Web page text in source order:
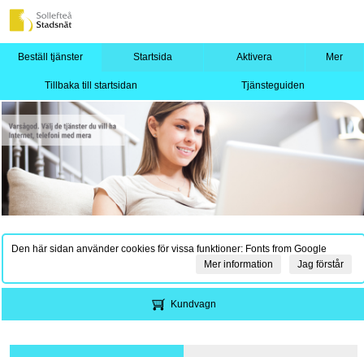
Beställ tjänster Startsida Aktivera Mer
Tillbaka till startsidan Tjänsteguiden
Den här sidan använder cookies för vissa funktioner: Fonts from Google
Jag förstår
Mer information
Kundvagn